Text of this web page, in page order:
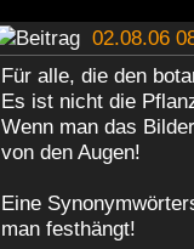
02.08.06
Für alle, die den
Es ist nicht die
Wenn man das
von den Augen!
Eine
man festhängt!